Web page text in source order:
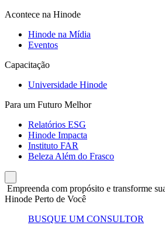
Acontece na Hinode
Hinode na Mídia
Eventos
Capacitação
Universidade Hinode
Para um Futuro Melhor
Relatórios ESG
Hinode Impacta
Instituto FAR
Beleza Além do Frasco
Empreenda com propósito e transforme
Hinode Perto de Você
BUSQUE UM CONSULTOR